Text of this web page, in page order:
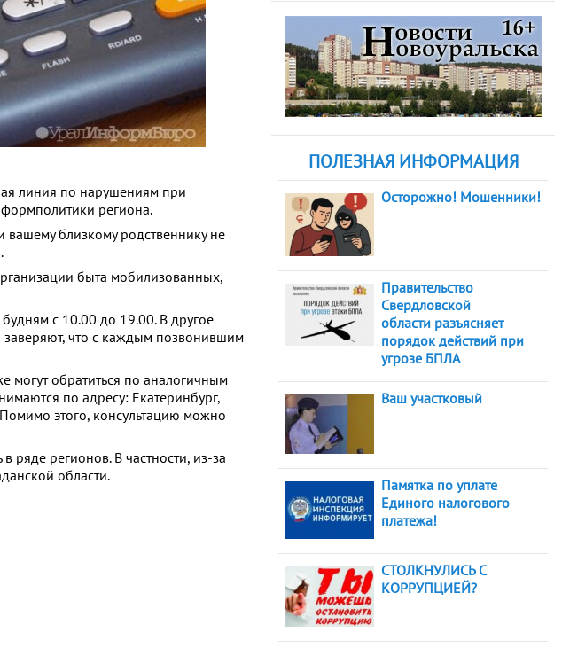
линия по нарушениям при
региона.
вашему близкому родственнику не
быта мобилизованных,
с 10.00 до 19.00. В другое
заверяют, что с каждым позвонившим
могут обратиться по аналогичным
по адресу: Екатеринбург,
этого, консультацию можно
регионов. В частности, из-за
области.
ПОЛЕЗНАЯ ИНФОРМАЦИЯ
Осторожно! Мошенники!
Правительство
Свердловской
области разъясняет
порядок действий при
угрозе БПЛА
Ваш участковый
Памятка по уплате
Единого налогового
платежа!
СТОЛКНУЛИСЬ С
КОРРУПЦИЕЙ?